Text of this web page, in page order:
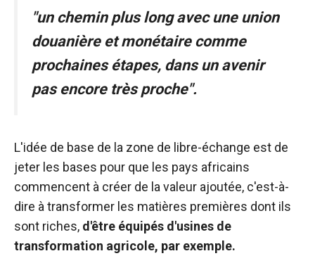
"un chemin plus long avec une union
douanière et monétaire comme
prochaines étapes, dans un avenir
pas encore très proche".
L'idée de base de la zone de libre-échange est de
jeter les bases pour que les pays africains
commencent à créer de la valeur ajoutée, c'est-à-
dire à transformer les matières premières dont ils
sont riches, d'être équipés d'usines de
transformation agricole, par exemple.
comportement
lors de la
visite de notre
site, vous
augmentez
de voir des
personnalisés.